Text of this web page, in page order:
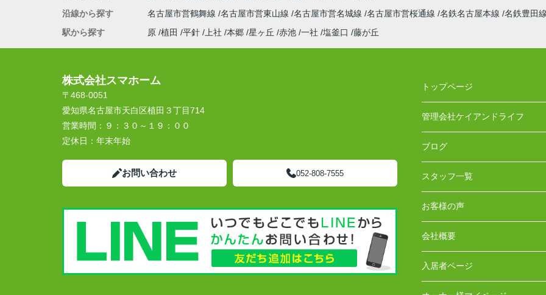
沿線から探す
名古屋市営鶴舞線 名古屋市営東山線 名古屋市営名城線 名古屋市営桜通線 名鉄名古屋本線 名鉄豊田
駅から探す
原 植田 平針 上社 本郷 星ヶ丘 赤池 一社 塩釜口 藤が丘
株式会社スマホーム
〒468-0051
愛知県名古屋市天白区植田３丁目714
営業時間： ９：３０～１９：００
定休日： 年末年始
お問い合わせ 052-808-7555
トップページ
管理会社ケイアンドライフ
ブログ
スタッフ一覧
お客様の声
会社概要
入居者ページ